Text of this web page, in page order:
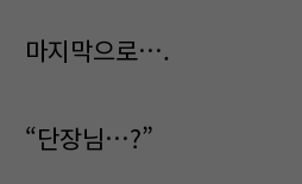
마지막으로….
“단장님…?”